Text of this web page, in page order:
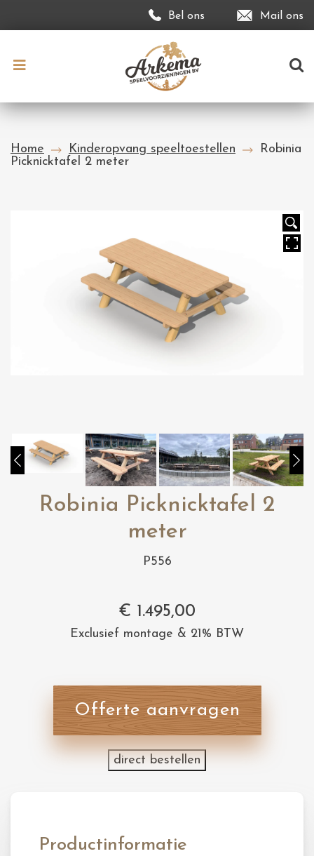
Bel ons Mail ons
Home Kinderopvang speeltoestellen
Robinia
Picknicktafel 2 meter
Robinia Picknicktafel 2
meter
P556
€ 1.495,00
Exclusief montage & 21% BTW
Offerte aanvragen
direct bestellen
Productinformatie